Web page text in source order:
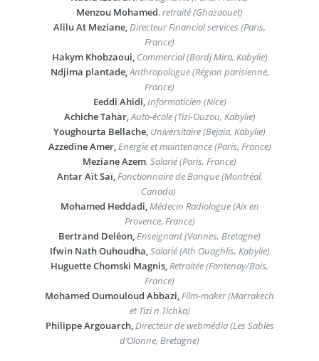
Menzou Mohamed, retraité (Ghazaouet)
Alilu At Meziane,Directeur Financial services (Paris,
France)
Hakym Khobzaoui, Commercial (Bordj Mira, Kabylie)
Ndjima plantade,Anthropologue (Région parisienne,
France)
Eeddi Ahidi,Informaticien (Nice)
Achiche Tahar,Auto-école (Tizi-Ouzou, Kabylie)
Youghourta Bellache, Universitaire (Bejaia, Kabylie)
Azzedine Amer,Energie et maintenance (Paris, France)
Meziane Azem, Salarié (Paris, France)
Antar Aït Saï,Fonctionnaire de Banque (Montréal,
Canada)
Mohamed Heddadi,Médecin Radiologue (Aix en
Provence, France)
Bertrand Deléon,Enseignant (Vannes, Bretagne)
Ifwin Nath Ouhoudha,Salarié (Ath Ouaghlis, Kabylie)
Huguette Chomski Magnis,Retraitée (Fontenay/Bois,
France)
Mohamed Oumouloud Abbazi,Film-maker (Marrakech
et Tizi n Tichka)
Philippe Argouarch,Directeur de webmédia (Les Sables
d’Olonne, Bretagne)